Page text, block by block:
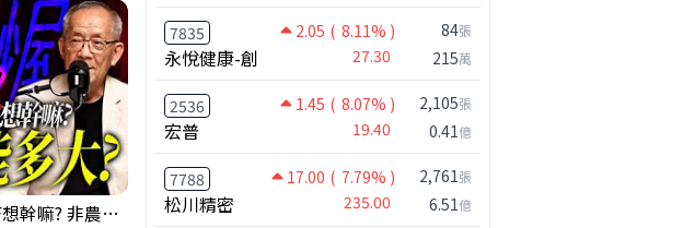
【注意!!!】外資暗中狂掃ETF想幹嘛? 非農影響能多大?!｜ Mr.永年 李 / Mr.JIMMY 高志銘 / 理財有夠跩
7835 2.05 ( 8.11% )
永悅健康-創 27.30
84張
215萬
2536 1.45 ( 8.07% )
宏普 19.40
2,105張
0.41億
7788 17.00 ( 7.79% )
松川精密 235.00
2,761張
6.51億